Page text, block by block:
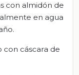
con almidón de
en agua
cáscara de